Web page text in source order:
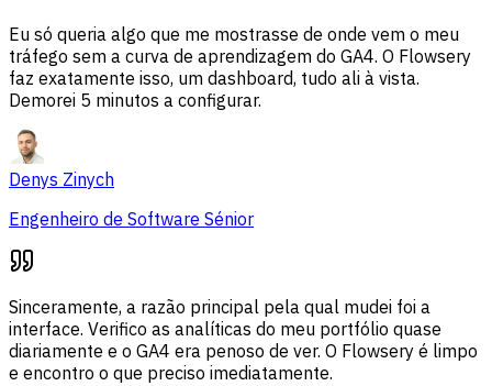
Eu só queria algo que me mostrasse de onde vem o meu
tráfego sem a curva de aprendizagem do GA4. O Flowsery
faz exatamente isso, um dashboard, tudo ali à vista.
Demorei 5 minutos a configurar.
Denys Zinych
Engenheiro de Software Sénior
Sinceramente, a razão principal pela qual mudei foi a
interface. Verifico as analíticas do meu portfólio quase
diariamente e o GA4 era penoso de ver. O Flowsery é limpo
e encontro o que preciso imediatamente.